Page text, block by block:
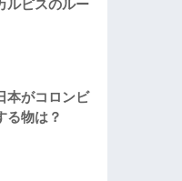
ルピスのルー
本がコロンビ
る物は？